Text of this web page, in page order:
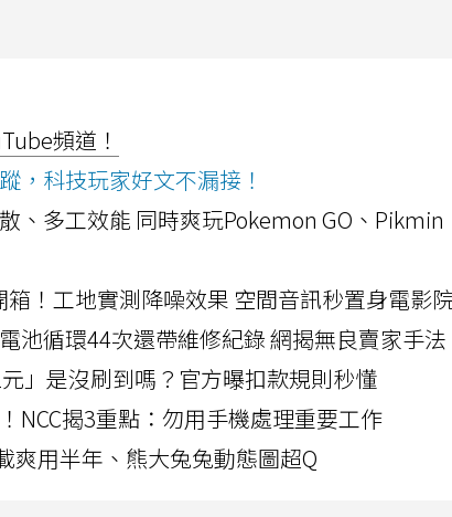
頻道！
，科技玩家好文不漏接！
、多工效能 同時爽玩Pokemon GO、Pikmin
箱！工地實測降噪效果 空間音訊秒置身電影
池循環44次還帶維修紀錄 網揭無良賣家手法
」是沒刷到嗎？官方曝扣款規則秒懂
NCC揭3重點：勿用手機處理重要工作
爽用半年、熊大兔兔動態圖超Q